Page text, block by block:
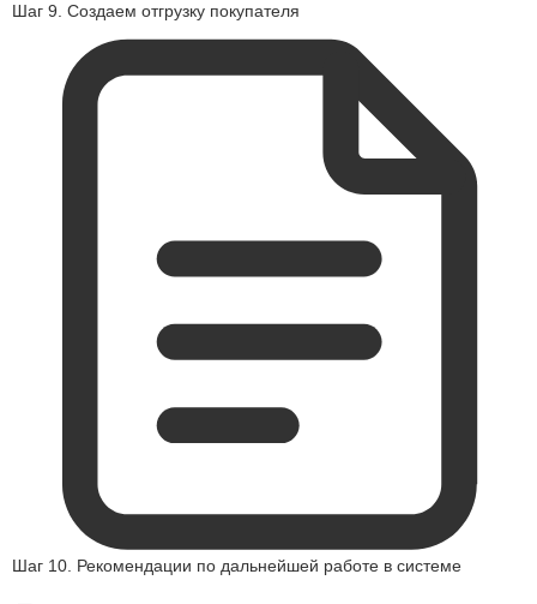
Шаг 9. Создаем отгрузку покупателя
Шаг 10. Рекомендации по дальнейшей работе в системе